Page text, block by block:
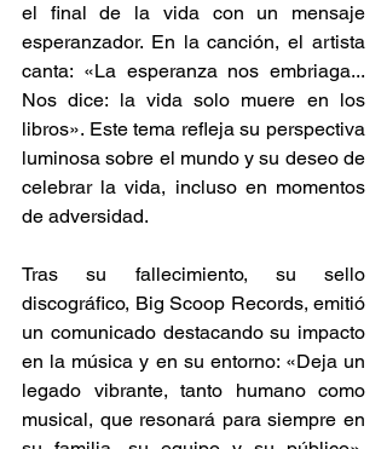
el final de la vida con un mensaje
esperanzador. En la canción, el artista
canta: «La esperanza nos embriaga...
Nos dice: la vida solo muere en los
libros». Este tema refleja su perspectiva
luminosa sobre el mundo y su deseo de
celebrar la vida, incluso en momentos
de adversidad.
Tras su fallecimiento, su sello
discográfico, Big Scoop Records, emitió
un comunicado destacando su impacto
en la música y en su entorno: «Deja un
legado vibrante, tanto humano como
musical, que resonará para siempre en